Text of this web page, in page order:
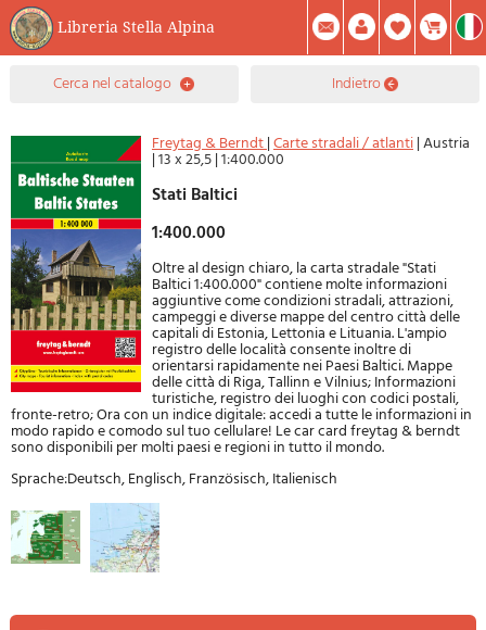
Libreria Stella Alpina
0 Prodotto(i) Attualmente Nel Carrello Riepilogo
Facebook
Registrati Mod. Password
cerca nel catalogo indietro
Freytag & Berndt|Carte stradali / atlanti|Austria
|13 x 25,5|1:400.000
Stati Baltici
1:400.000
Oltre al design chiaro, la carta stradale "Stati
Baltici 1:400.000" contiene molte informazioni
aggiuntive come condizioni stradali, attrazioni,
campeggi e diverse mappe del centro città delle
capitali di Estonia, Lettonia e Lituania. L'ampio
registro delle località consente inoltre di
orientarsi rapidamente nei Paesi Baltici. Mappe
delle città di Riga, Tallinn e Vilnius; Informazioni
turistiche, registro dei luoghi con codici postali,
fronte-retro; Ora con un indice digitale: accedi a tutte le informazioni in
modo rapido e comodo sul tuo cellulare! Le car card freytag & berndt
sono disponibili per molti paesi e regioni in tutto il mondo.
Sprache:Deutsch, Englisch, Französisch, Italienisch